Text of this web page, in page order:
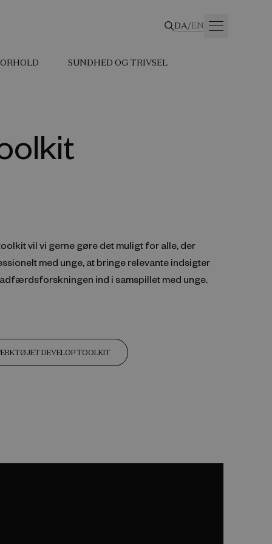
DA/EN
SUNDHED OG TRIVSEL
vil vi gerne gøre det muligt for alle, der
med unge, at bringe relevante indsigter
ind i samspillet med unge.
DEVELOP TOOLKIT